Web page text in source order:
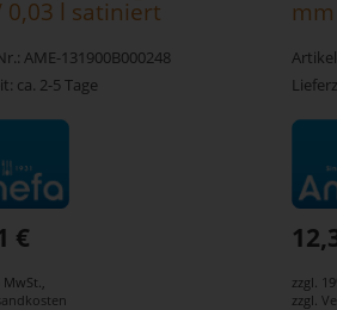
0,03 l satiniert
AME-131900B000248
ca. 2-5 Tage
€
MwSt.,
zzgl.
zzgl.